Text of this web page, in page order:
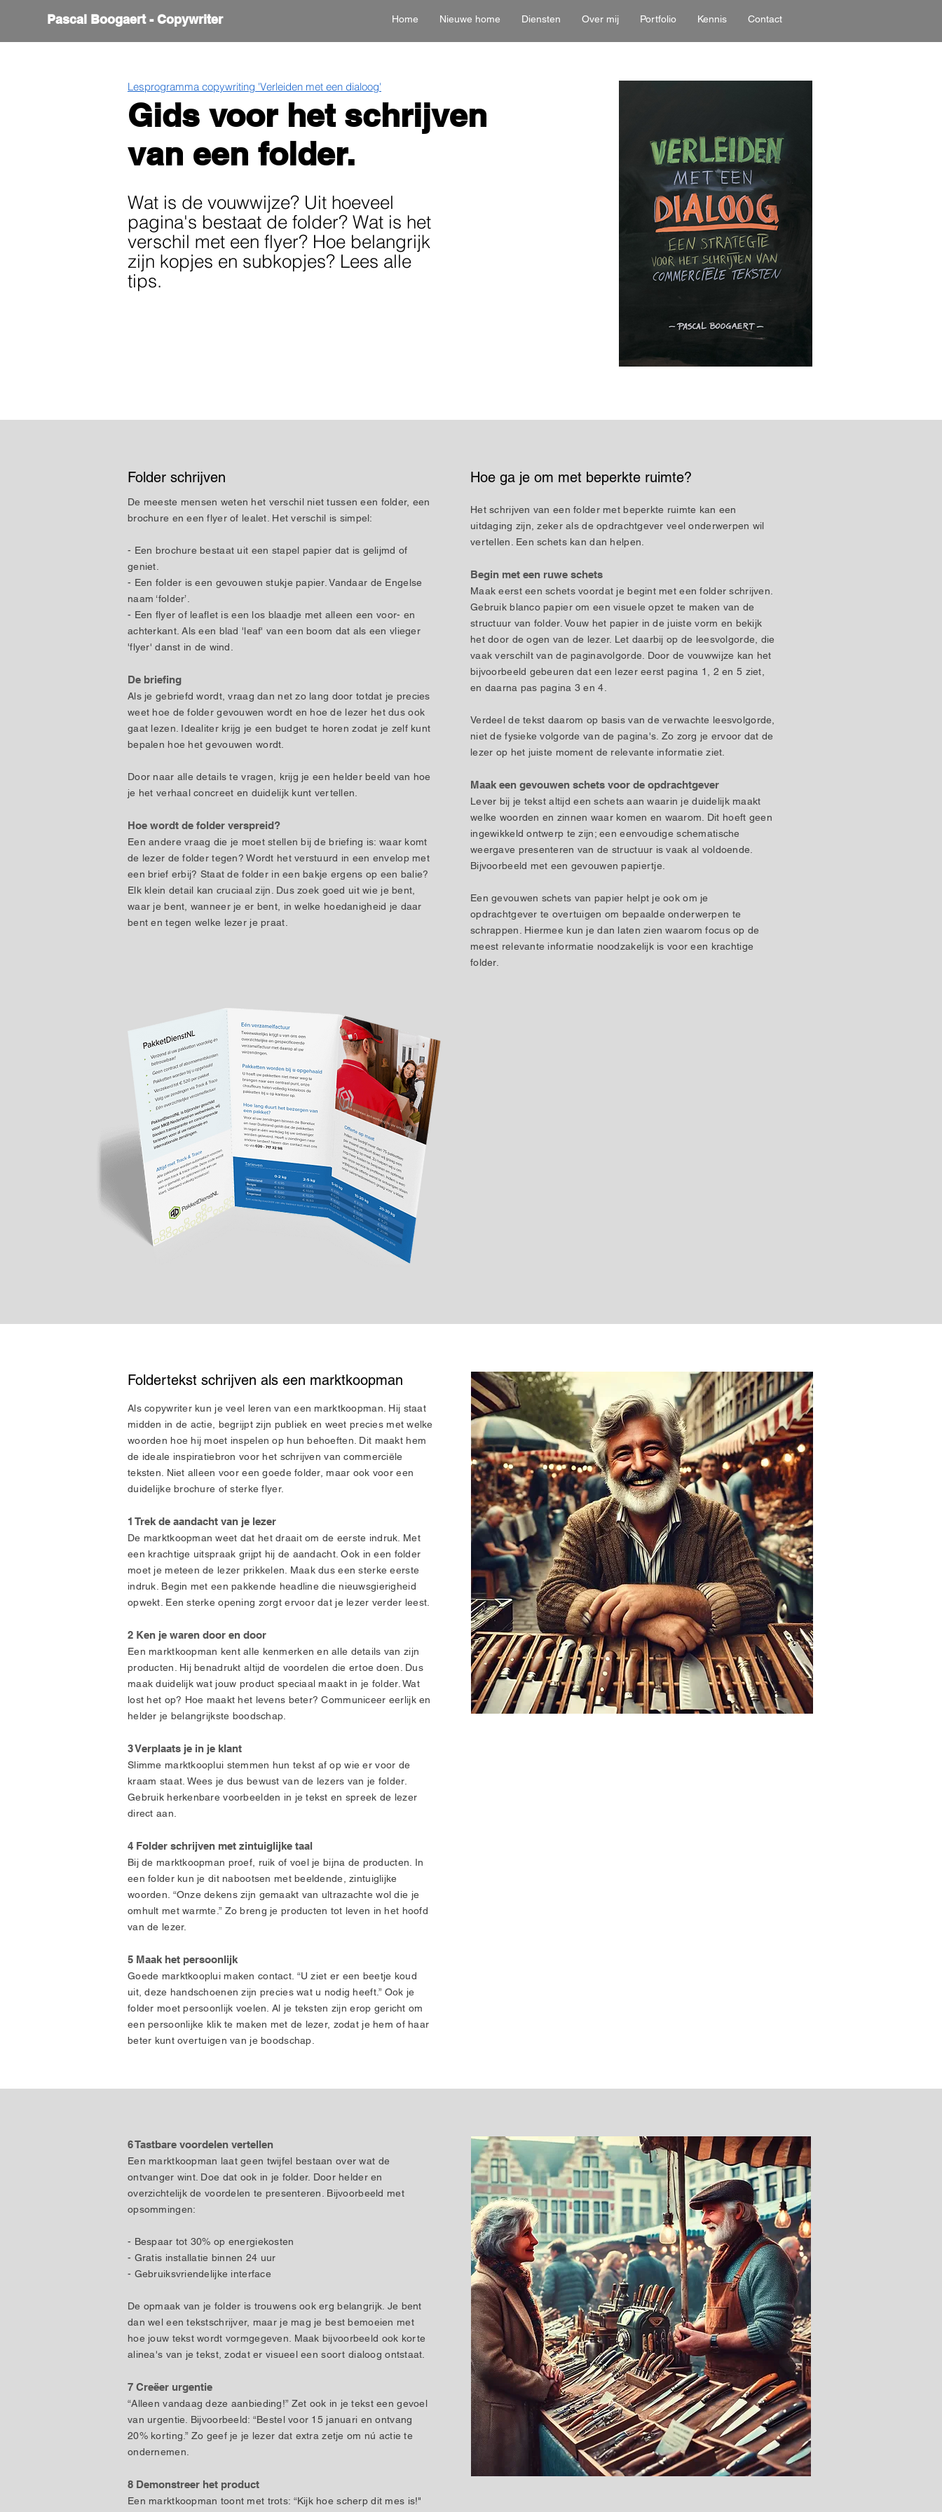
Pascal Boogaert - Copywriter Home Nieuwe home Diensten Over mij Portfolio Kennis Contact
Lesprogramma copywriting 'Verleiden met een dialoog'
Gids voor het schrijven
van een folder.
Wat is de vouwwijze? Uit hoeveel
pagina's bestaat de folder? Wat is het
verschil met een flyer? Hoe belangrijk
zijn kopjes en subkopjes? Lees alle
tips.
Folder schrijven
De meeste mensen weten het verschil niet tussen een folder, een
brochure en een flyer of lealet. Het verschil is simpel:
- Een brochure bestaat uit een stapel papier dat is gelijmd of
geniet.
- Een folder is een gevouwen stukje papier. Vandaar de Engelse
naam ‘folder’.
- Een flyer of leaflet is een los blaadje met alleen een voor- en
achterkant. Als een blad 'leaf' van een boom dat als een vlieger
'flyer' danst in de wind.
De briefing
Als je gebriefd wordt, vraag dan net zo lang door totdat je precies
weet hoe de folder gevouwen wordt en hoe de lezer het dus ook
gaat lezen. Idealiter krijg je een budget te horen zodat je zelf kunt
bepalen hoe het gevouwen wordt.
Door naar alle details te vragen, krijg je een helder beeld van hoe
je het verhaal concreet en duidelijk kunt vertellen.
​Hoe wordt de folder verspreid?
Een andere vraag die je moet stellen bij de briefing is: waar komt
de lezer de folder tegen? Wordt het verstuurd in een envelop met
een brief erbij? Staat de folder in een bakje ergens op een balie?
Elk klein detail kan cruciaal zijn. Dus zoek goed uit wie je bent,
waar je bent, wanneer je er bent, in welke hoedanigheid je daar
bent en tegen welke lezer je praat.
Hoe ga je om met beperkte ruimte?
Het schrijven van een folder met beperkte ruimte kan een
uitdaging zijn, zeker als de opdrachtgever veel onderwerpen wil
vertellen. Een schets kan dan helpen.
Begin met een ruwe schets
Maak eerst een schets voordat je begint met een folder schrijven.
Gebruik blanco papier om een visuele opzet te maken van de
structuur van folder. Vouw het papier in de juiste vorm en bekijk
het door de ogen van de lezer. Let daarbij op de leesvolgorde, die
vaak verschilt van de paginavolgorde. Door de vouwwijze kan het
bijvoorbeeld gebeuren dat een lezer eerst pagina 1, 2 en 5 ziet,
en daarna pas pagina 3 en 4.
Verdeel de tekst daarom op basis van de verwachte leesvolgorde,
niet de fysieke volgorde van de pagina's. Zo zorg je ervoor dat de
lezer op het juiste moment de relevante informatie ziet.
Maak een gevouwen schets voor de opdrachtgever
Lever bij je tekst altijd een schets aan waarin je duidelijk maakt
welke woorden en zinnen waar komen en waarom. Dit hoeft geen
ingewikkeld ontwerp te zijn; een eenvoudige schematische
weergave presenteren van de structuur is vaak al voldoende.
Bijvoorbeeld met een gevouwen papiertje.
Een gevouwen schets van papier helpt je ook om je
opdrachtgever te overtuigen om bepaalde onderwerpen te
schrappen. Hiermee kun je dan laten zien waarom focus op de
meest relevante informatie noodzakelijk is voor een krachtige
folder.
Foldertekst schrijven als een marktkoopman
Als copywriter kun je veel leren van een marktkoopman. Hij staat
midden in de actie, begrijpt zijn publiek en weet precies met welke
woorden hoe hij moet inspelen op hun behoeften. Dit maakt hem
de ideale inspiratiebron voor het schrijven van commerciële
teksten. Niet alleen voor een goede folder, maar ook voor een
duidelijke brochure of sterke flyer.
1 Trek de aandacht van je lezer
De marktkoopman weet dat het draait om de eerste indruk. Met
een krachtige uitspraak grijpt hij de aandacht. Ook in een folder
moet je meteen de lezer prikkelen. Maak dus een sterke eerste
indruk. Begin met een pakkende headline die nieuwsgierigheid
opwekt. Een sterke opening zorgt ervoor dat je lezer verder leest.
2 Ken je waren door en door
Een marktkoopman kent alle kenmerken en alle details van zijn
producten. Hij benadrukt altijd de voordelen die ertoe doen. Dus
maak duidelijk wat jouw product speciaal maakt in je folder. Wat
lost het op? Hoe maakt het levens beter? Communiceer eerlijk en
helder je belangrijkste boodschap.
3 Verplaats je in je klant
Slimme marktkooplui stemmen hun tekst af op wie er voor de
kraam staat. Wees je dus bewust van de lezers van je folder.
Gebruik herkenbare voorbeelden in je tekst en spreek de lezer
direct aan.
4 Folder schrijven met zintuiglijke taal
Bij de marktkoopman proef, ruik of voel je bijna de producten. In
een folder kun je dit nabootsen met beeldende, zintuiglijke
woorden. “Onze dekens zijn gemaakt van ultrazachte wol die je
omhult met warmte.” Zo breng je producten tot leven in het hoofd
van de lezer.
5 Maak het persoonlijk
Goede marktkooplui maken contact. “U ziet er een beetje koud
uit, deze handschoenen zijn precies wat u nodig heeft.” Ook je
folder moet persoonlijk voelen. Al je teksten zijn erop gericht om
een persoonlijke klik te maken met de lezer, zodat je hem of haar
beter kunt overtuigen van je boodschap.
6 Tastbare voordelen vertellen
Een marktkoopman laat geen twijfel bestaan over wat de
ontvanger wint. Doe dat ook in je folder. Door helder en
overzichtelijk de voordelen te presenteren. Bijvoorbeeld met
opsommingen:
- Bespaar tot 30% op energiekosten
- Gratis installatie binnen 24 uur
- Gebruiksvriendelijke interface
De opmaak van je folder is trouwens ook erg belangrijk. Je bent
dan wel een tekstschrijver, maar je mag je best bemoeien met
hoe jouw tekst wordt vormgegeven. Maak bijvoorbeeld ook korte
alinea's van je tekst, zodat er visueel een soort dialoog ontstaat.
7 Creëer urgentie
“Alleen vandaag deze aanbieding!” Zet ook in je tekst een gevoel
van urgentie. Bijvoorbeeld: “Bestel voor 15 januari en ontvang
20% korting.” Zo geef je je lezer dat extra zetje om nú actie te
ondernemen.
8 Demonstreer het product
Een marktkoopman toont met trots: “Kijk hoe scherp dit mes is!"